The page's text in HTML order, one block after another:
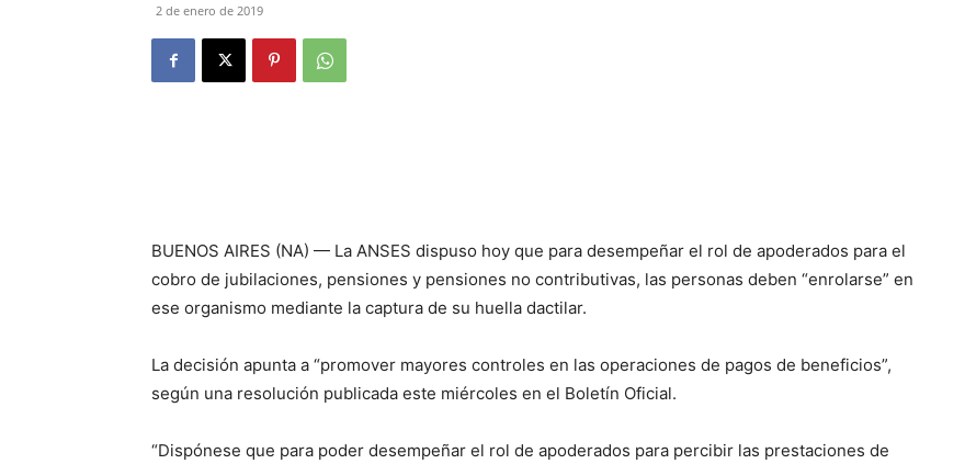
2 de enero de 2019
BUENOS AIRES (NA) — La ANSES dispuso hoy que para desempeñar el rol de apoderados para el
cobro de jubilaciones, pensiones y pensiones no contributivas, las personas deben “enrolarse” en
ese organismo mediante la captura de su huella dactilar.
La decisión apunta a “promover mayores controles en las operaciones de pagos de beneficios”,
según una resolución publicada este miércoles en el Boletín Oficial.
“Dispónese que para poder desempeñar el rol de apoderados para percibir las prestaciones de